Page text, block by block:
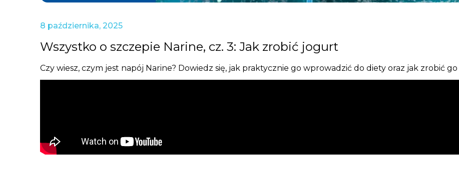
8 października, 2025
Wszystko o szczepie Narine, cz. 3: Jak zrobić jogurt
Czy wiesz, czym jest napój Narine? Dowiedz się, jak praktycznie go wprowadzić do diety oraz jak zrobić